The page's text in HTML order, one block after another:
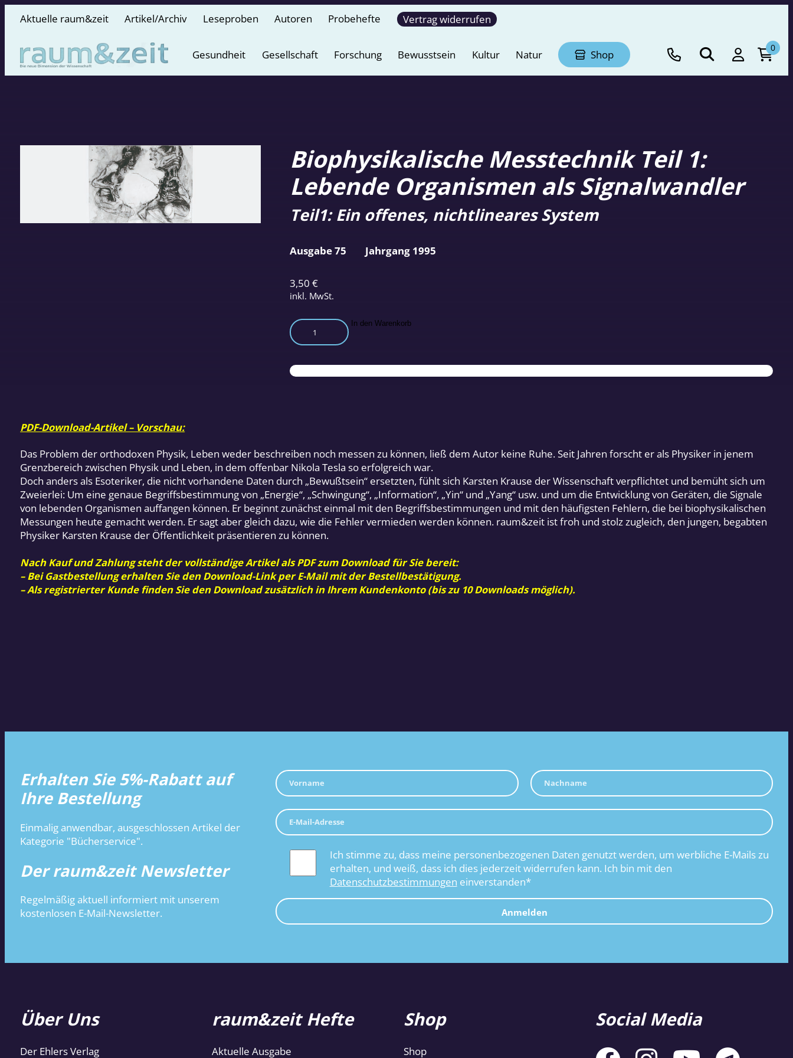
Aktuelle raum&zeit Artikel/Archiv Leseproben Autoren Probehefte Vertrag widerrufen
Gesundheit Gesellschaft Forschung Bewusstsein Kultur Natur Shop
0
Biophysikalische Messtechnik Teil 1:
Lebende Organismen als Signalwandler
3,50 €
inkl. MwSt.
Teil1: Ein offenes, nichtlineares System
Biophysikalische
Messtechnik
1:
Lebende
In den Warenkorb
Ausgabe 75 Jahrgang 1995
PDF-Download-Artikel – Vorschau:
Das Problem der orthodoxen Physik, Leben weder beschreiben noch messen zu können, ließ dem Autor keine Ruhe. Seit Jahren forscht er als Physiker in jenem
Grenzbereich zwischen Physik und Leben, in dem offenbar Nikola Tesla so erfolgreich war.
Doch anders als Esoteriker, die nicht vorhandene Daten durch „Bewußtsein“ ersetzten, fühlt sich Karsten Krause der Wissenschaft verpflichtet und bemüht sich um
Zweierlei: Um eine genaue Begriffsbestimmung von „Energie“, „Schwingung“, „Information“, „Yin“ und „Yang“ usw. und um die Entwicklung von Geräten, die Signale
von lebenden Organismen auffangen können. Er beginnt zunächst einmal mit den Begriffsbestimmungen und mit den häufigsten Fehlern, die bei biophysikalischen
Messungen heute gemacht werden. Er sagt aber gleich dazu, wie die Fehler vermieden werden können. raum&zeit ist froh und stolz zugleich, den jungen, begabten
Physiker Karsten Krause der Öffentlichkeit präsentieren zu können.
Nach Kauf und Zahlung steht der vollständige Artikel als PDF zum Download für Sie bereit:
– Bei Gastbestellung erhalten Sie den Download-Link per E-Mail mit der Bestellbestätigung.
– Als registrierter Kunde finden Sie den Download zusätzlich in Ihrem Kundenkonto (bis zu 10 Downloads möglich).
Erhalten Sie 5%-Rabatt auf
Ihre Bestellung
Einmalig anwendbar, ausgeschlossen Artikel der
Kategorie "Bücherservice".
Der raum&zeit Newsletter
Regelmäßig aktuell informiert mit unserem
kostenlosen E-Mail-Newsletter.
Ich stimme zu, dass meine personenbezogenen Daten genutzt werden, um werbliche E-Mails zu
erhalten, und weiß, dass ich dies jederzeit widerrufen kann. Ich bin mit den
Datenschutzbestimmungen einverstanden*
Anmelden
Über Uns
Der Ehlers Verlag
raum&zeit Hefte
Aktuelle Ausgabe
Shop
Shop
Social Media